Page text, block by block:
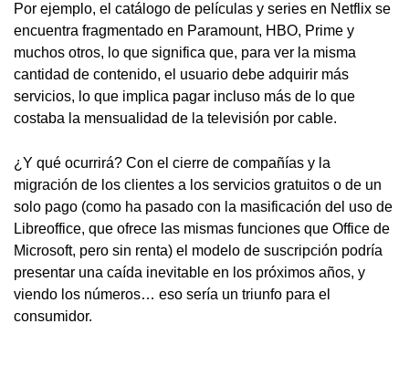
Por ejemplo, el catálogo de películas y series en Netflix se
encuentra fragmentado en Paramount, HBO, Prime y
muchos otros, lo que significa que, para ver la misma
cantidad de contenido, el usuario debe adquirir más
servicios, lo que implica pagar incluso más de lo que
costaba la mensualidad de la televisión por cable.
¿Y qué ocurrirá? Con el cierre de compañías y la
migración de los clientes a los servicios gratuitos o de un
solo pago (como ha pasado con la masificación del uso de
Libreoffice, que ofrece las mismas funciones que Office de
Microsoft, pero sin renta) el modelo de suscripción podría
presentar una caída inevitable en los próximos años, y
viendo los números… eso sería un triunfo para el
consumidor.